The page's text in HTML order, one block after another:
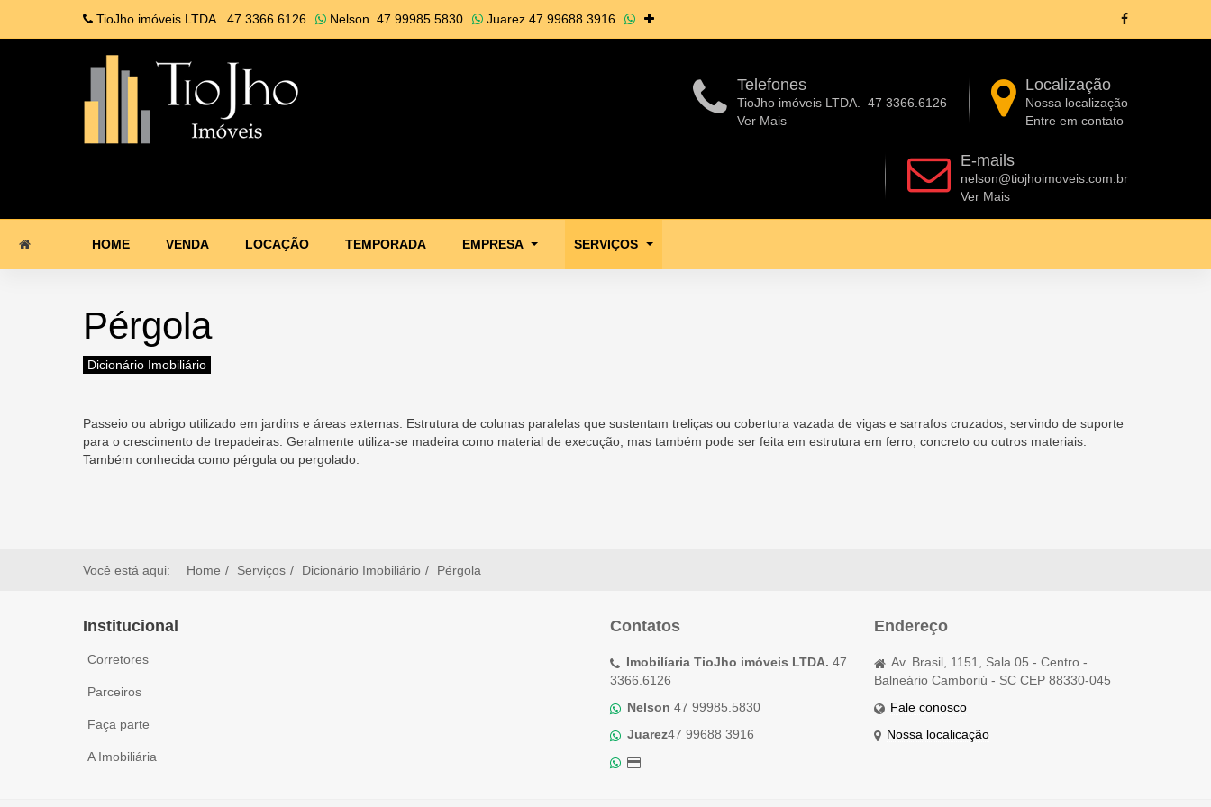
TioJho imóveis LTDA. 47 3366.6126 Nelson 47 99985.5830 Juarez 47 99688 3916
Telefones
TioJho imóveis LTDA.
47 3366.6126
Ver Mais
Localização
Nossa localização
Entre em contato
E-mails
nelson@tiojhoimoveis.com.br
Ver Mais
HOME VENDA LOCAÇÃO TEMPORADA EMPRESA SERVIÇOS
Pérgola
Dicionário Imobiliário
Passeio ou abrigo utilizado em jardins e áreas externas. Estrutura de colunas paralelas que sustentam treliças ou cobertura vazada de vigas e sarrafos cruzados, servindo de suporte
para o crescimento de trepadeiras. Geralmente utiliza-se madeira como material de execução, mas também pode ser feita em estrutura em ferro, concreto ou outros materiais.
Também conhecida como pérgula ou pergolado.
Você está aqui: Home Serviços Dicionário Imobiliário Pérgola
Institucional
Corretores
Parceiros
Faça parte
A Imobiliária
Contatos
Imobilíaria TioJho imóveis LTDA. 47
3366.6126
Nelson 47 99985.5830
Juarez47 99688 3916
Endereço
Av. Brasil, 1151, Sala 05 - Centro -
Balneário Camboriú - SC CEP 88330-045
Fale conosco
Nossa localicação